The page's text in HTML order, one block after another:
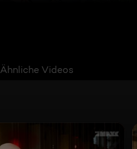
Ähnliche Videos